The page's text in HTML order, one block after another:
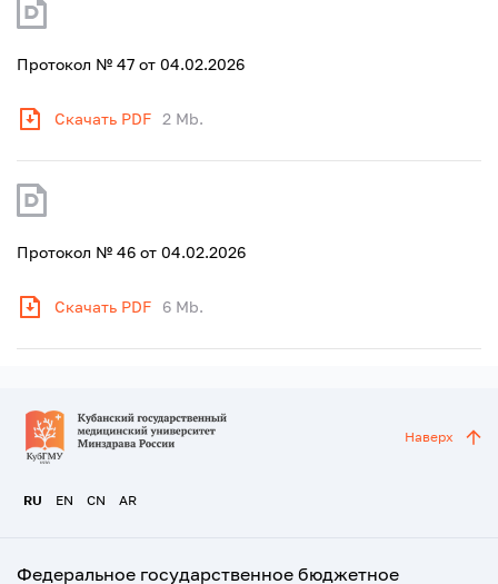
Протокол № 47 от 04.02.2026
Скачать PDF 2 Mb.
Протокол № 46 от 04.02.2026
Скачать PDF 6 Mb.
RU EN CN AR
Наверх
Федеральное государственное бюджетное